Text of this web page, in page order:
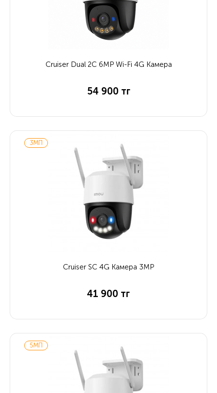
Cruiser Dual 2C 6MP Wi-Fi 4G Камера
54 900 тг
3МП
Cruiser SC 4G Камера 3MP
41 900 тг
5МП